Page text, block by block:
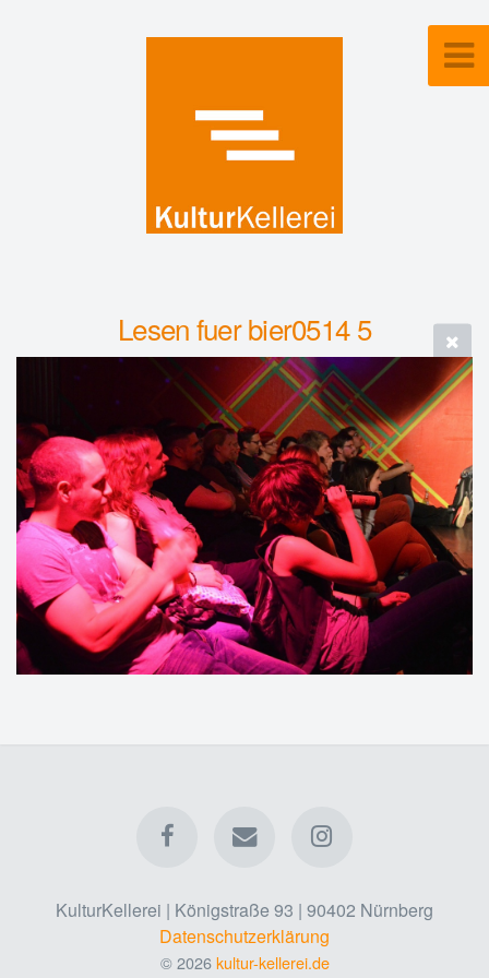
Lesen fuer bier0514 5
KulturKellerei | Königstraße 93 | 90402 Nürnberg
Datenschutzerklärung
© 2026kultur-kellerei.de